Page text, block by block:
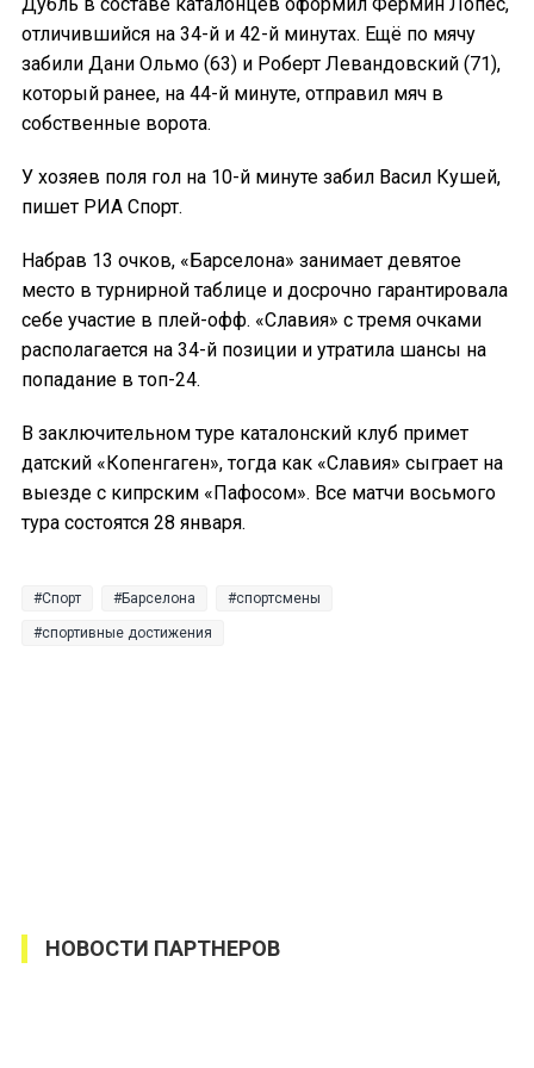
отличившийся на 34-й и 42-й минутах. Ещё по мячу
забили Дани Ольмо (63) и Роберт Левандовский (71),
который ранее, на 44-й минуте, отправил мяч в
собственные ворота.
У хозяев поля гол на 10-й минуте забил Васил Кушей,
пишет РИА Спорт.
Набрав 13 очков, «Барселона» занимает девятое
место в турнирной таблице и досрочно гарантировала
себе участие в плей-офф. «Славия» с тремя очками
располагается на 34-й позиции и утратила шансы на
попадание в топ-24.
В заключительном туре каталонский клуб примет
датский «Копенгаген», тогда как «Славия» сыграет на
выезде с кипрским «Пафосом». Все матчи восьмого
тура состоятся 28 января.
Спорт Барселона спортсмены
спортивные достижения
НОВОСТИ ПАРТНЕРОВ